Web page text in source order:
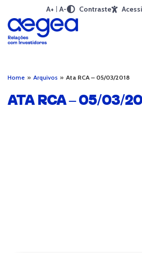
A+ A- Contraste
Home » Arquivos » Ata RCA – 05/03/2018
ATA RCA – 05/03/